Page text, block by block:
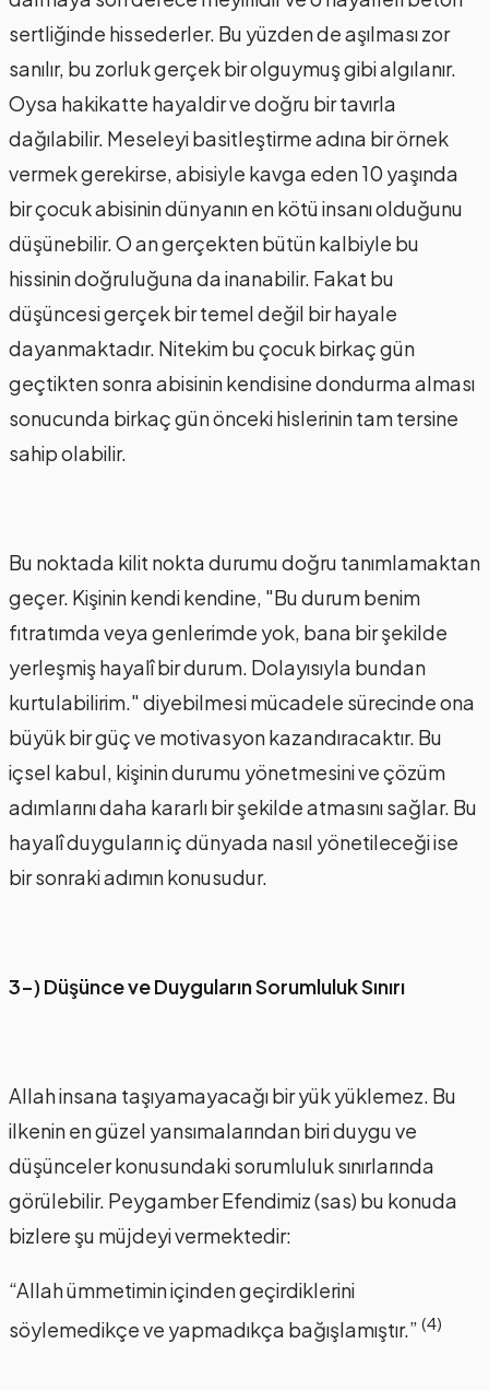
sertliğinde hissederler. Bu yüzden de aşılması zor
sanılır, bu zorluk gerçek bir olguymuş gibi algılanır.
Oysa hakikatte hayaldir ve doğru bir tavırla
dağılabilir. Meseleyi basitleştirme adına bir örnek
vermek gerekirse, abisiyle kavga eden 10 yaşında
bir çocuk abisinin dünyanın en kötü insanı olduğunu
düşünebilir. O an gerçekten bütün kalbiyle bu
hissinin doğruluğuna da inanabilir. Fakat bu
düşüncesi gerçek bir temel değil bir hayale
dayanmaktadır. Nitekim bu çocuk birkaç gün
geçtikten sonra abisinin kendisine dondurma alması
sonucunda birkaç gün önceki hislerinin tam tersine
sahip olabilir.
Bu noktada kilit nokta durumu doğru tanımlamaktan
geçer. Kişinin kendi kendine, "Bu durum benim
fıtratımda veya genlerimde yok, bana bir şekilde
yerleşmiş hayalî bir durum. Dolayısıyla bundan
kurtulabilirim." diyebilmesi mücadele sürecinde ona
büyük bir güç ve motivasyon kazandıracaktır. Bu
içsel kabul, kişinin durumu yönetmesini ve çözüm
adımlarını daha kararlı bir şekilde atmasını sağlar. Bu
hayalî duyguların iç dünyada nasıl yönetileceği ise
bir sonraki adımın konusudur.
3-) Düşünce ve Duyguların Sorumluluk Sınırı
Allah insana taşıyamayacağı bir yük yüklemez. Bu
ilkenin en güzel yansımalarından biri duygu ve
düşünceler konusundaki sorumluluk sınırlarında
görülebilir. Peygamber Efendimiz (sas) bu konuda
bizlere şu müjdeyi vermektedir:
“Allah ümmetimin içinden geçirdiklerini
söylemedikçe ve yapmadıkça bağışlamıştır.” (4)